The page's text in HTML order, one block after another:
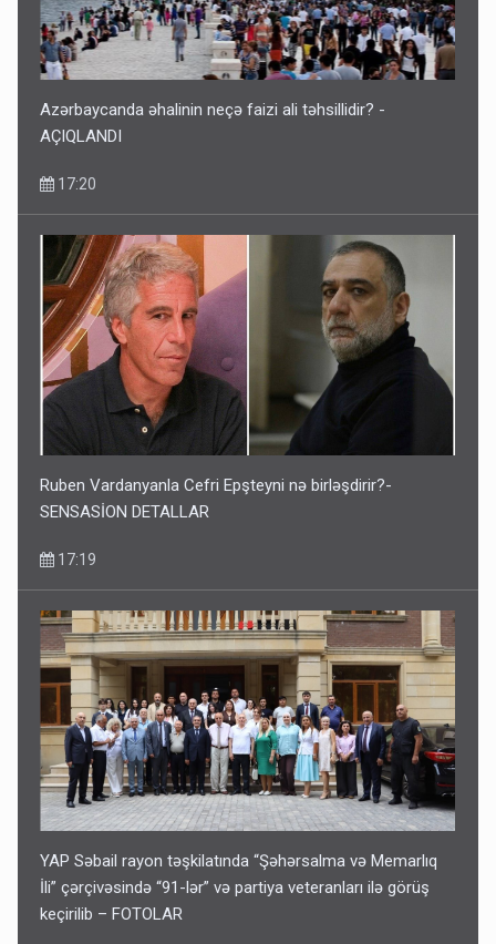
Azərbaycanda əhalinin neçə faizi ali təhsillidir? -
AÇIQLANDI
17:20
Ruben Vardanyanla Cefri Epşteyni nə birləşdirir?-
SENSASİON DETALLAR
17:19
YAP Səbail rayon təşkilatında “Şəhərsalma və Memarlıq
İli” çərçivəsində “91-lər” və partiya veteranları ilə görüş
keçirilib – FOTOLAR